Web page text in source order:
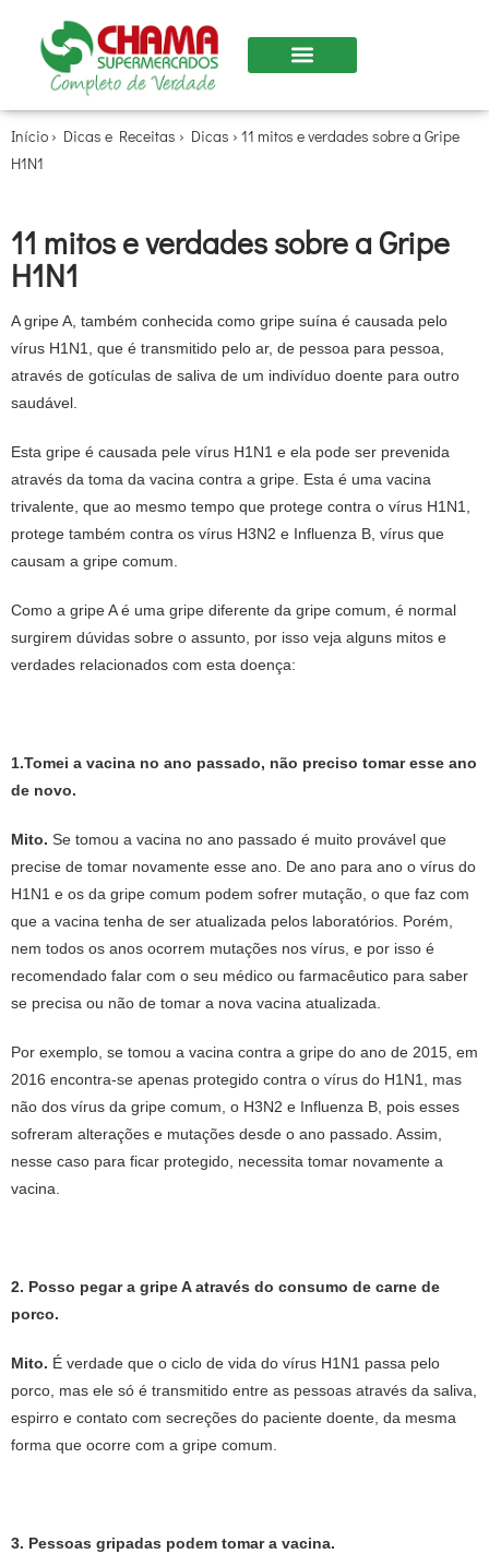
Início › Dicas e Receitas › Dicas › 11 mitos e verdades sobre a Gripe
H1N1
11 mitos e verdades sobre a Gripe
H1N1
A gripe A, também conhecida como gripe suína é causada pelo
vírus H1N1, que é transmitido pelo ar, de pessoa para pessoa,
através de gotículas de saliva de um indivíduo doente para outro
saudável.
Esta gripe é causada pele vírus H1N1 e ela pode ser prevenida
através da toma da vacina contra a gripe. Esta é uma vacina
trivalente, que ao mesmo tempo que protege contra o vírus H1N1,
protege também contra os vírus H3N2 e Influenza B, vírus que
causam a gripe comum.
Como a gripe A é uma gripe diferente da gripe comum, é normal
surgirem dúvidas sobre o assunto, por isso veja alguns mitos e
verdades relacionados com esta doença:
1.Tomei a vacina no ano passado, não preciso tomar esse ano
de novo.
Mito. Se tomou a vacina no ano passado é muito provável que
precise de tomar novamente esse ano. De ano para ano o vírus do
H1N1 e os da gripe comum podem sofrer mutação, o que faz com
que a vacina tenha de ser atualizada pelos laboratórios. Porém,
nem todos os anos ocorrem mutações nos vírus, e por isso é
recomendado falar com o seu médico ou farmacêutico para saber
se precisa ou não de tomar a nova vacina atualizada.
Por exemplo, se tomou a vacina contra a gripe do ano de 2015, em
2016 encontra-se apenas protegido contra o vírus do H1N1, mas
não dos vírus da gripe comum, o H3N2 e Influenza B, pois esses
sofreram alterações e mutações desde o ano passado. Assim,
nesse caso para ficar protegido, necessita tomar novamente a
vacina.
2. Posso pegar a gripe A através do consumo de carne de
porco.
Mito. É verdade que o ciclo de vida do vírus H1N1 passa pelo
porco, mas ele só é transmitido entre as pessoas através da saliva,
espirro e contato com secreções do paciente doente, da mesma
forma que ocorre com a gripe comum.
3. Pessoas gripadas podem tomar a vacina.